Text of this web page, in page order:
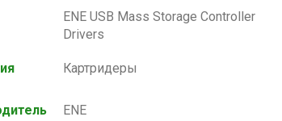
ENE USB Mass Storage Controller
Drivers
Картридеры
ENE